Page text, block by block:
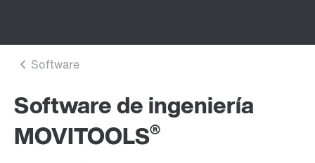
Software de ingeniería
MOVITOOLS®